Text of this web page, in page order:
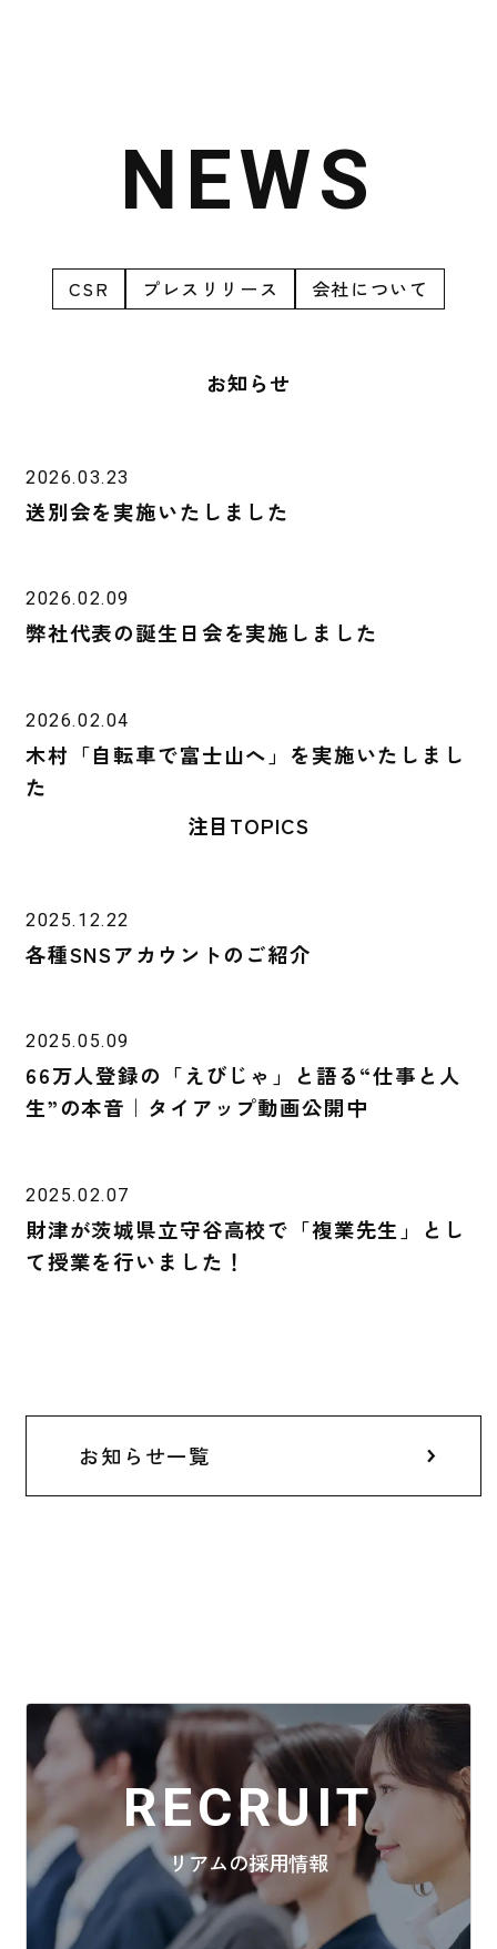
CSR プレスリリース 会社について
お知らせ
2026.03.23
送別会を実施いたしました
2026.02.09
弊社代表の誕生日会を実施しました
2026.02.04
木村「自転車で富士山へ」を実施いたしまし
た
注目TOPICS
2025.12.22
各種SNSアカウントのご紹介
2025.05.09
66万人登録の「えびじゃ」と語る“仕事と人
生”の本音｜タイアップ動画公開中
2025.02.07
財津が茨城県立守谷高校で「複業先生」とし
て授業を行いました！
お知らせ一覧
RECRUIT
リアムの採用情報